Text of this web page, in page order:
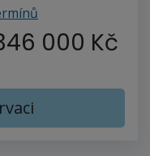
000 Kč